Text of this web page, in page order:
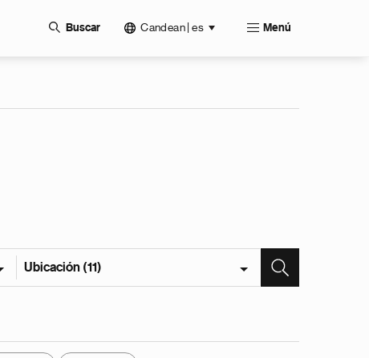
Buscar Candean | es Menú
Ubicación (11)